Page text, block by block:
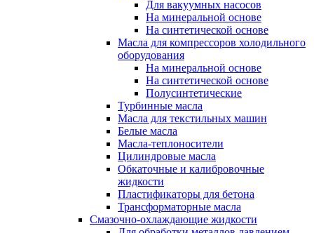
Для вакуумных насосов
На минеральной основе
На синтетической основе
Масла для компрессоров холодильного
оборудования
На минеральной основе
На синтетической основе
Полусинтетические
Турбинные масла
Масла для текстильных машин
Белые масла
Масла-теплоносители
Цилиндровые масла
Обкаточные и калибровочные
жидкости
Пластификаторы для бетона
Трансформаторные масла
Смазочно-охлаждающие жидкости